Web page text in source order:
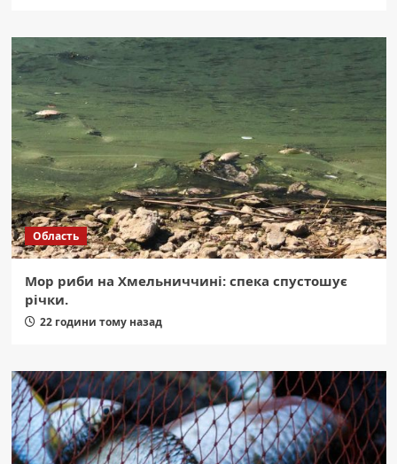
Область
Мор риби на Хмельниччині: спека спустошує
річки.
22 години тому назад